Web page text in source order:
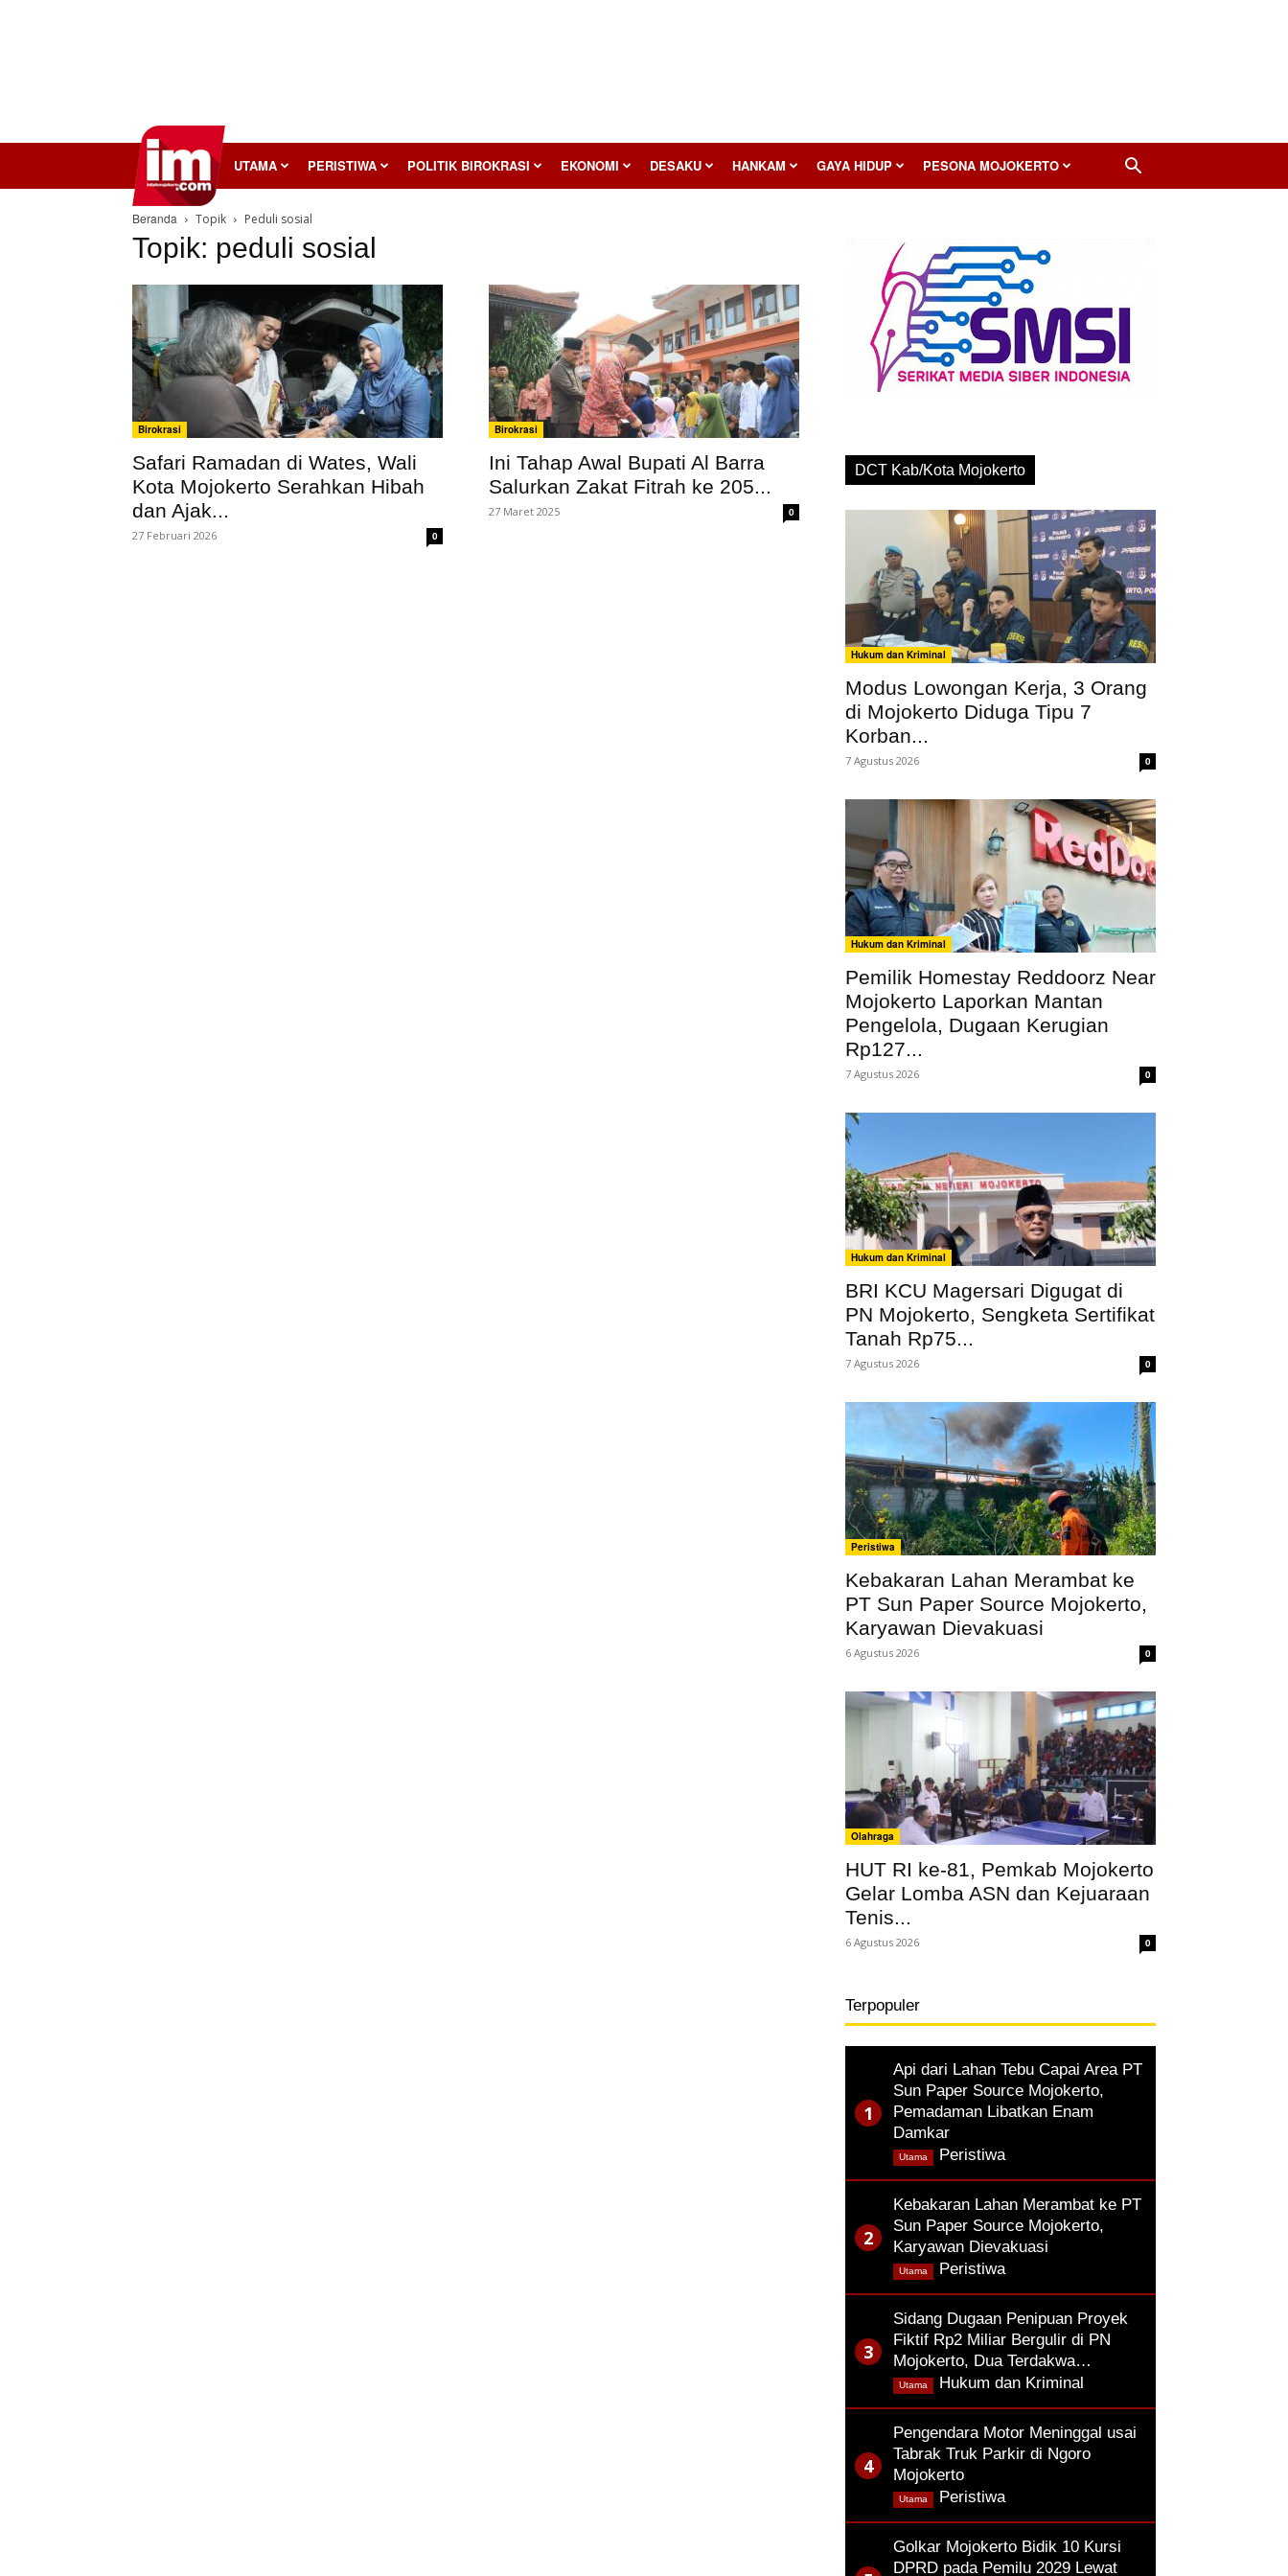
InilahMojokerto UTAMA PERISTIWA POLITIK BIROKRASI EKONOMI DESAKU HANKAM GAYA HIDUP PESONA MOJOKERTO
Beranda Topik Peduli sosial
Topik: peduli sosial
Birokrasi
Safari Ramadan di Wates, Wali
Kota Mojokerto Serahkan Hibah
dan Ajak...
27 Februari 2026 0
Birokrasi
Ini Tahap Awal Bupati Al Barra
Salurkan Zakat Fitrah ke 205...
27 Maret 2025 0
DCT Kab/Kota Mojokerto
Hukum dan Kriminal
Modus Lowongan Kerja, 3 Orang
di Mojokerto Diduga Tipu 7
Korban...
7 Agustus 2026 0
Hukum dan Kriminal
Pemilik Homestay Reddoorz Near
Mojokerto Laporkan Mantan
Pengelola, Dugaan Kerugian
Rp127...
7 Agustus 2026 0
Hukum dan Kriminal
BRI KCU Magersari Digugat di
PN Mojokerto, Sengketa Sertifikat
Tanah Rp75...
7 Agustus 2026 0
Peristiwa
Kebakaran Lahan Merambat ke
PT Sun Paper Source Mojokerto,
Karyawan Dievakuasi
6 Agustus 2026 0
Olahraga
HUT RI ke-81, Pemkab Mojokerto
Gelar Lomba ASN dan Kejuaraan
Tenis...
6 Agustus 2026 0
Terpopuler
Api dari Lahan Tebu Capai Area PT
Sun Paper Source Mojokerto,
Pemadaman Libatkan Enam
Damkar
Peristiwa,
Utama
Kebakaran Lahan Merambat ke PT
Sun Paper Source Mojokerto,
Karyawan Dievakuasi
Peristiwa,
Utama
Sidang Dugaan Penipuan Proyek
Fiktif Rp2 Miliar Bergulir di PN
Mojokerto, Dua Terdakwa…
Hukum dan Kriminal
Utama
Pengendara Motor Meninggal usai
Tabrak Truk Parkir di Ngoro
Mojokerto
Peristiwa,
Utama
Golkar Mojokerto Bidik 10 Kursi
DPRD pada Pemilu 2029 Lewat